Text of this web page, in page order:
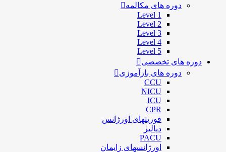
دوره های مکالمه
Level 1
Level 2
Level 3
Level 4
Level 5
دوره های تخصصی
دوره های بازآموزی
CCU
NICU
ICU
CPR
فوریتهای اورژانس
دیالیز
PACU
اورژانسهای زایمان